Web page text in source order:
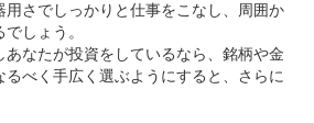
用さでしっかりと仕事をこなし、周囲か
しょう。
なたが投資をしているなら、銘柄や金
べく手広く選ぶようにすると、さらに